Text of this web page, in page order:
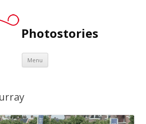
Photostories
Menu Spring
inhoud